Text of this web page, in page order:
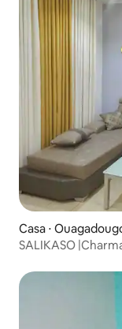
Casa ⋅
SALIKASO